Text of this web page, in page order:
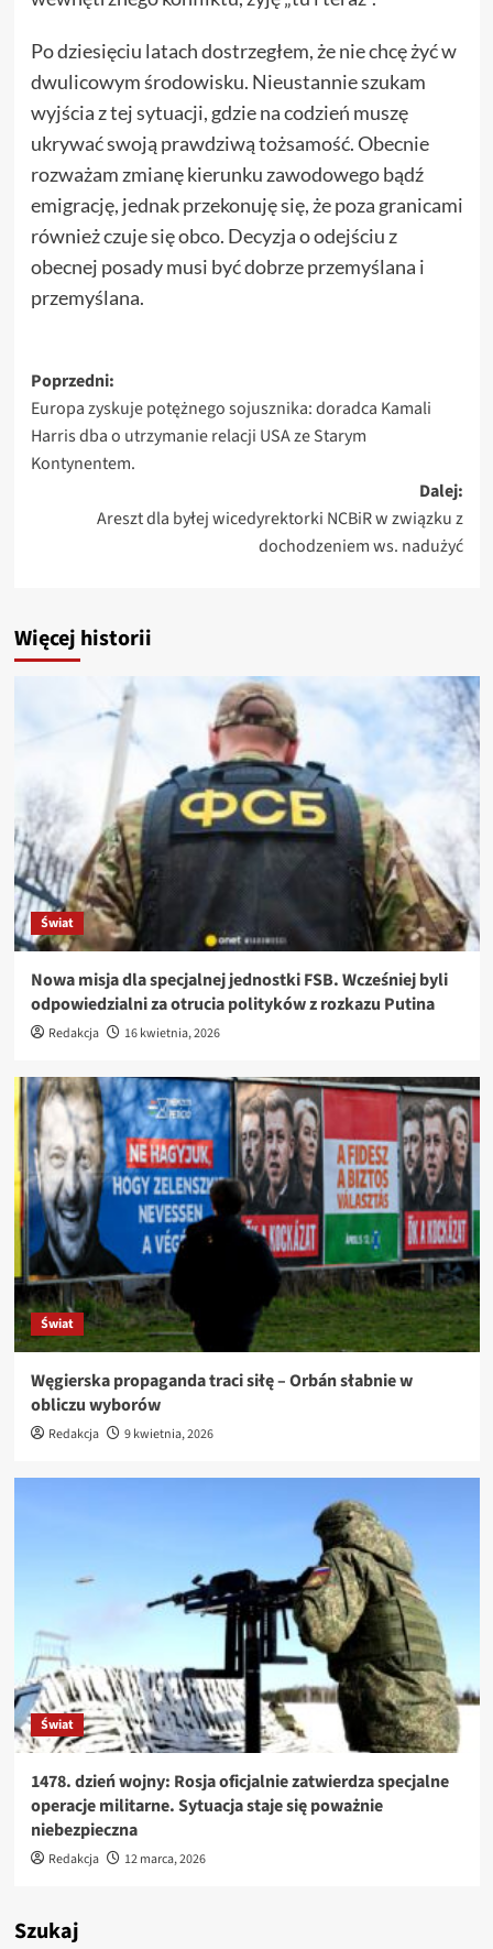
Po dziesięciu latach dostrzegłem, że nie chcę żyć w
dwulicowym środowisku. Nieustannie szukam
wyjścia z tej sytuacji, gdzie na codzień muszę
ukrywać swoją prawdziwą tożsamość. Obecnie
rozważam zmianę kierunku zawodowego bądź
emigrację, jednak przekonuję się, że poza granicami
również czuje się obco. Decyzja o odejściu z
obecnej posady musi być dobrze przemyślana i
przemyślana.
Zobacz
wpisy
Poprzedni:
Europa zyskuje potężnego sojusznika: doradca Kamali
Harris dba o utrzymanie relacji USA ze Starym
Kontynentem.
Dalej:
Areszt dla byłej wicedyrektorki NCBiR w związku z
dochodzeniem ws. nadużyć
Więcej historii
Świat
Nowa misja dla specjalnej jednostki FSB. Wcześniej byli
odpowiedzialni za otrucia polityków z rozkazu Putina
Redakcja 16 kwietnia, 2026
Świat
Węgierska propaganda traci siłę – Orbán słabnie w
obliczu wyborów
Redakcja 9 kwietnia, 2026
Świat
1478. dzień wojny: Rosja oficjalnie zatwierdza specjalne
operacje militarne. Sytuacja staje się poważnie
niebezpieczna
Redakcja 12 marca, 2026
Szukaj